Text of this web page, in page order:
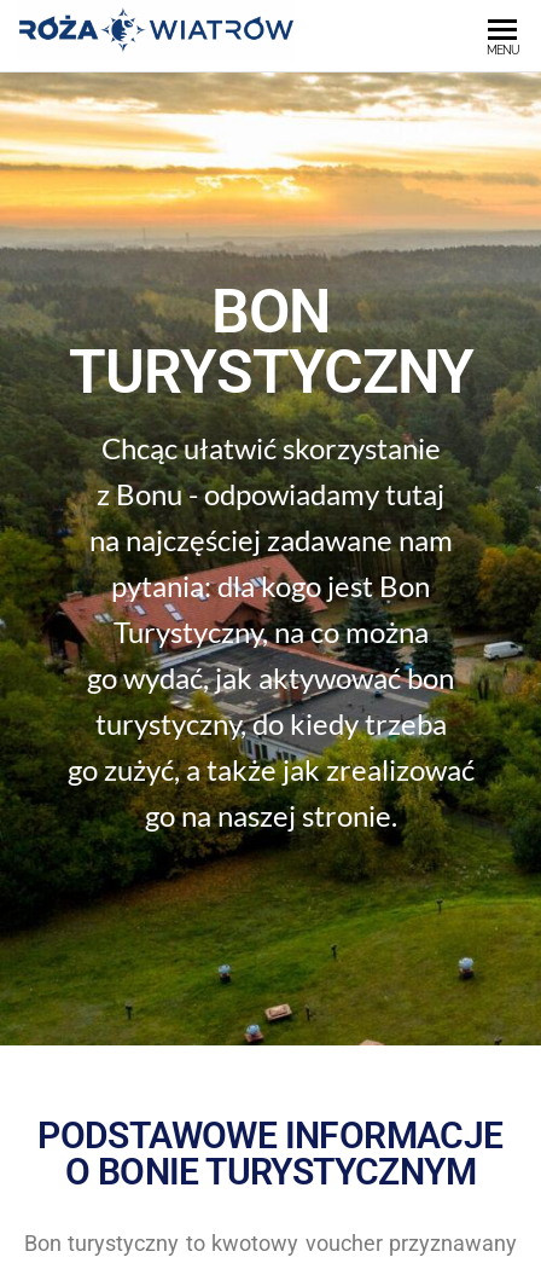
"RÓŻA
WIATRÓW"
MENU
BON
TURYSTYCZNY
Chcąc ułatwić skorzystanie
z Bonu - odpowiadamy tutaj
na najczęściej zadawane nam
pytania: dla kogo jest Bon
Turystyczny, na co można
go wydać, jak aktywować bon
turystyczny, do kiedy trzeba
go zużyć, a także jak zrealizować
go na naszej stronie.
PODSTAWOWE INFORMACJE
O BONIE TURYSTYCZNYM
Bon turystyczny to kwotowy voucher przyznawany